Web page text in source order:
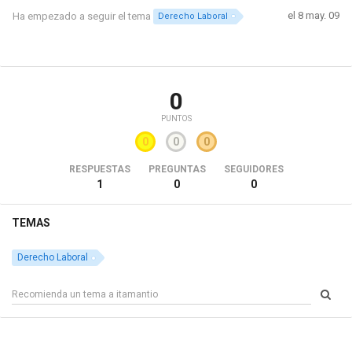
Ha empezado a seguir el tema Derecho Laboral el 8 may. 09
0
PUNTOS
0 0 0
RESPUESTAS
1
PREGUNTAS
0
SEGUIDORES
0
TEMAS
Derecho Laboral